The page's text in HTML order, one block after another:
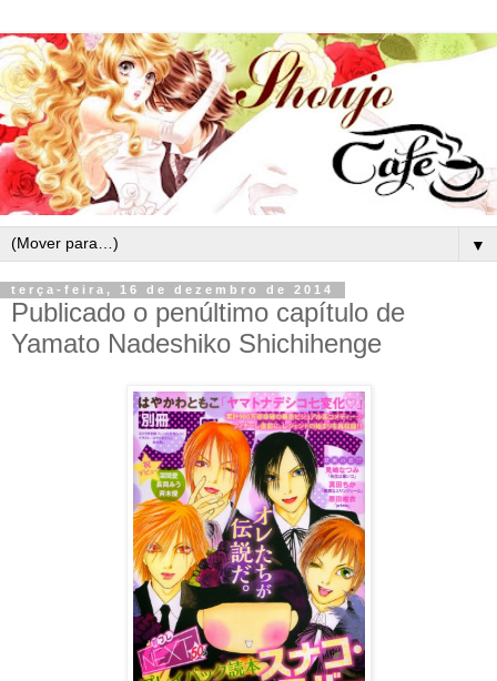
▼
terça-feira, 16 de dezembro de 2014
Publicado o penúltimo capítulo de
Yamato Nadeshiko Shichihenge